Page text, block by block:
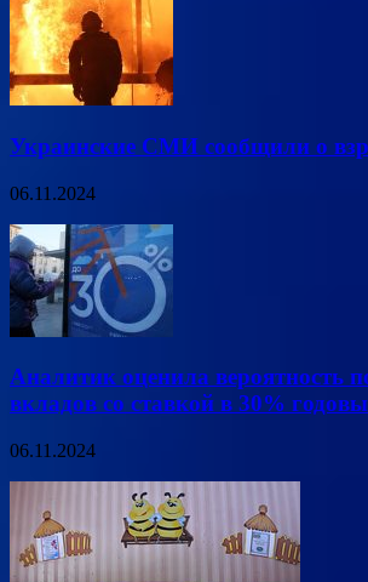
Украинские СМИ сообщили о
06.11.2024
Аналитик оценила вероятность
вкладов со ставкой в 30%
06.11.2024